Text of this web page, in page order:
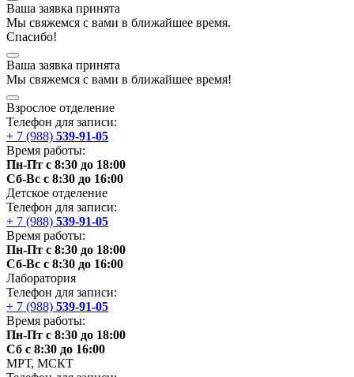
Ваша заявка принята
Мы свяжемся с вами в ближайшее время.
Спасибо!
Ваша заявка принята
Мы свяжемся с вами в ближайшее время!
Взрослое отделение
Телефон для записи:
+ 7 (988) 539-91-05
Время работы:
Пн-Пт с 8:30 до 18:00
Сб-Вс с 8:30 до 16:00
Детское отделение
Телефон для записи:
+ 7 (988) 539-91-05
Время работы:
Пн-Пт с 8:30 до 18:00
Сб-Вс с 8:30 до 16:00
Лаборатория
Телефон для записи:
+ 7 (988) 539-91-05
Время работы:
Пн-Пт с 8:30 до 18:00
Сб с 8:30 до 16:00
МРТ, МСКТ